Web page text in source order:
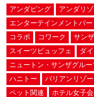
アンダピング アンダリゾ
エンターテインメントバー
コラボ
コワーク サンザ
スイーツビュッフェ
ダ
ニュートン・サンザグルー
ハニトー
バリアンリゾー
ペット関連
ホテル女子会